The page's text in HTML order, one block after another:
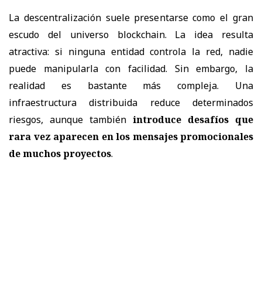
La descentralización suele presentarse como el gran
escudo del universo blockchain. La idea resulta
atractiva: si ninguna entidad controla la red, nadie
puede manipularla con facilidad. Sin embargo, la
realidad es bastante más compleja. Una
infraestructura distribuida reduce determinados
riesgos, aunque también introduce desafíos que
rara vez aparecen en los mensajes promocionales
de muchos proyectos.